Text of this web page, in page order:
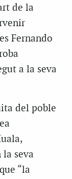
de la
Fernando
a la seva
del poble
seva
“la